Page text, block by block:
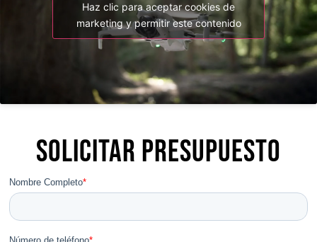
Haz clic para aceptar cookies de
marketing y permitir este contenido
Solicitar presupuesto